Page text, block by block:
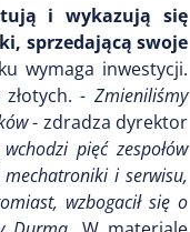
i wykazują się
sprzedającą swoje
wymaga inwestycji.
złotych.- Zmieniliśmy
- zdradza dyrektor
pięć zespołów
mechatroniki i serwisu,
wzbogacił się o